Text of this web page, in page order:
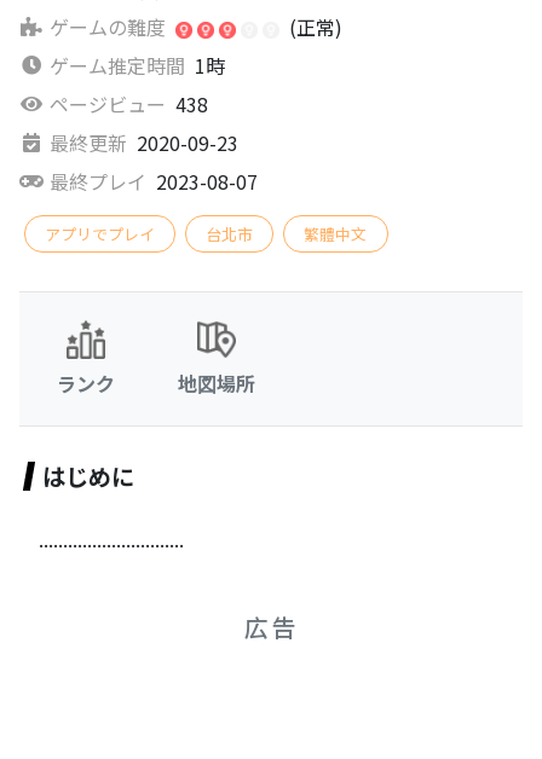
ゲームの難度
(正常)
ゲーム推定時間 1時
ページビュー 438
最終更新 2020-09-23
最終プレイ 2023-08-07
アプリでプレイ 台北市 繁體中文
ランク 地図場所
はじめに
..............................
広告